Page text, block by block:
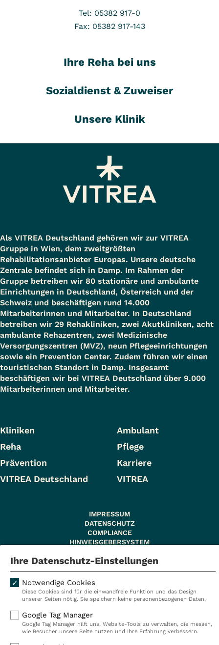
Tel: 05382 917-0
Fax: 05382 917-143
Ihre Reha bei uns
Sozialdienst & Zuweiser
Unsere Klinik
Als VITREA Deutschland gehören wir zur VITREA
Gruppe in Wien, dem zweitgrößten
Rehabilitationsanbieter Europas. Unsere deutsche
Zentrale befindet sich in Damp. Im Rahmen der
Gruppe betreiben wir 80 stationäre und ambulante
Einrichtungen in Deutschland, Österreich und der
Schweiz und beschäftigen rund 14.000
Mitarbeiterinnen und Mitarbeiter. In Deutschland
betreiben wir 29 Rehakliniken, zwei Akutkliniken, acht
ambulante Rehazentren, zwei Medizinische
Versorgungszentren (MVZ), neun Pflegeeinrichtungen
sowie ein Prevention Center. Zudem führen wir einen
touristischen Standort in Damp. Insgesamt
beschäftigen wir bei VITREA Deutschland über 9.000
Mitarbeiterinnen und Mitarbeiter.
Kliniken
Ambulant
Reha
Pflege
Prävention
Karriere
VITREA Deutschland
VITREA
IMPRESSUM
DATENSCHUTZ
COMPLIANCE
HINWEISGEBERSYSTEM
COOKIE EINSTELLUNGEN
© 2026 VITREA Holding Deutschland GmbH
Ihre Datenschutz-Einstellungen
Notwendige Cookies
Diese Cookies sind für die einwandfreie Funktion und das Design
unserer Seiten nötig. Sie speichern keine personenbezogenen Daten.
Google Tag Manager
Google Tag Manager hilft uns, Website-Tools zu verwalten, die messen,
wie Besucher unsere Seite nutzen und Ihre Erfahrung verbessern.